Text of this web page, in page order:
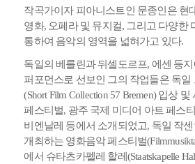
작곡가이자 피아니스트인 문종인은 현
영화, 오페라 및 뮤지컬, 그리고 다양한
통하여 음악의 영역을 넓혀가고 있다.
독일의 베를린과 뒤셀도르프, 에센 등지
퍼포먼스로 선보인 그의 작업들은 독일
(Short Film Collection 57 Bremen)입상 및
페스티벌, 광주 국제 미디어 아트 페스
비엔날레 등에서 소개되었고, 독일 작
개최하는 영화음악 페스티벌
에서 슈타츠카펠레 할레 (Staatskapelle